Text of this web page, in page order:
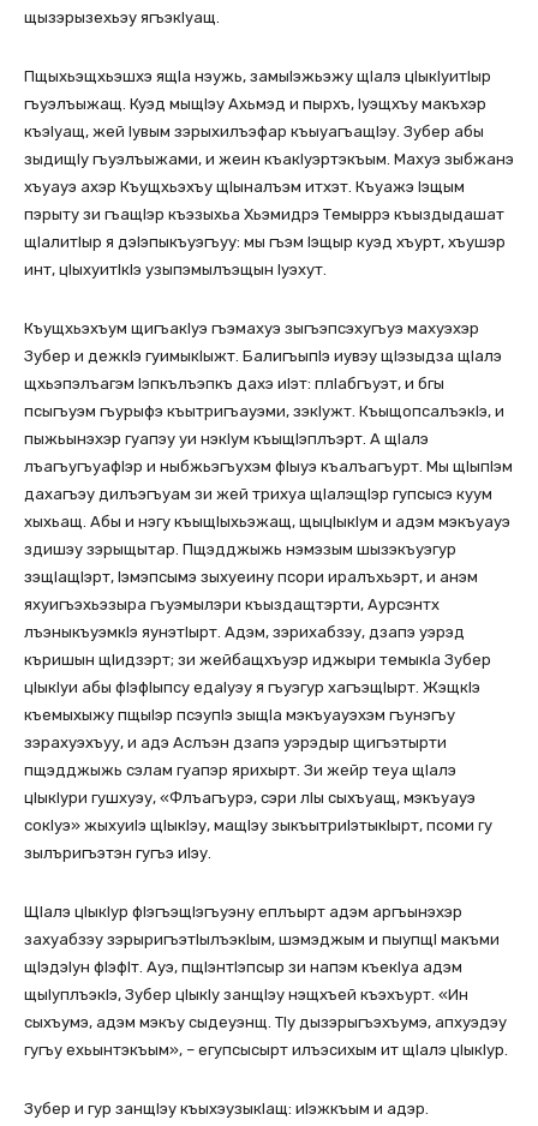
щызэрызехьэу ягъэкIуащ.
Пщыхьэщхьэшхэ ящIа нэужь, замыIэжьэжу щIалэ цIыкIуитIыр
гъуэлъыжащ. Куэд мыщIэу Ахьмэд и пырхъ, Iуэщхъу макъхэр
къэIуащ, жей Iувым зэрыхилъэфар къыуагъащIэу. Зубер абы
зыдищIу гъуэлъыжами, и жеин къакIуэртэкъым. Махуэ зыбжанэ
хъуауэ ахэр Къущхьэхъу щIыналъэм итхэт. Къуажэ Iэщым
пэрыту зи гъащIэр къэзыхьа Хьэмидрэ Темыррэ къыздыдашат
щIалитIыр я дэIэпыкъуэгъуу: мы гъэм Iэщыр куэд хъурт, хъушэр
инт, цIыхуитIкIэ узыпэмылъэщын Iуэхут.
Къущхьэхъум щигъакIуэ гъэмахуэ зыгъэпсэхугъуэ махуэхэр
Зубер и дежкIэ гуимыкIыжт. БалигъыпIэ иувэу щIэзыдза щIалэ
щхьэпэлъагэм Iэпкълъэпкъ дахэ иIэт: плIабгъуэт, и бгы
псыгъуэм гъурыфэ къытригъауэми, зэкIужт. КъыщопсалъэкIэ, и
пыжьынэхэр гуапэу уи нэкIум къыщIэплъэрт. А щIалэ
лъагъугъуафIэр и ныбжьэгъухэм фIыуэ къалъагъурт. Мы щIыпIэм
дахагъэу дилъэгъуам зи жей трихуа щIалэщIэр гупсысэ куум
хыхьащ. Абы и нэгу къыщIыхьэжащ, щыцIыкIум и адэм мэкъуауэ
здишэу зэрыщытар. Пщэдджыжь нэмэзым шызэкъуэгур
зэщIащIэрт, Iэмэпсымэ зыхуеину псори иралъхьэрт, и анэм
яхуигъэхьэзыра гъуэмылэри къыздащтэрти, Аурсэнтх
лъэныкъуэмкIэ яунэтIырт. Адэм, зэрихабзэу, дзапэ уэрэд
къришын щIидзэрт; зи жейбащхъуэр иджыри темыкIа Зубер
цIыкIуи абы фIэфIыпсу едаIуэу я гъуэгур хагъэщIырт. ЖэщкIэ
къемыхыжу пщыIэр псэупIэ зыщIа мэкъуауэхэм гъунэгъу
зэрахуэхъуу, и адэ Аслъэн дзапэ уэрэдыр щигъэтырти
пщэдджыжь сэлам гуапэр ярихырт. Зи жейр теуа щIалэ
цIыкIури гушхуэу, «Флъагъурэ, сэри лIы сыхъуащ, мэкъуауэ
сокIуэ» жыхуиIэ щIыкIэу, мащIэу зыкъытриIэтыкIырт, псоми гу
зылъригъэтэн гугъэ иIэу.
ЩIалэ цIыкIур фIэгъэщIэгъуэну еплъырт адэм аргъынэхэр
захуабзэу зэрыригъэтIылъэкIым, шэмэджым и пыупщI макъми
щIэдэIун фIэфIт. Ауэ, пщIэнтIэпсыр зи напэм къекIуа адэм
щыIуплъэкIэ, Зубер цIыкIу занщIэу нэщхъей къэхъурт. «Ин
сыхъумэ, адэм мэкъу сыдеуэнщ. ТIу дызэрыгъэхъумэ, апхуэдэу
гугъу ехьынтэкъым», – егупсысырт илъэсихым ит щIалэ цIыкIур.
Зубер и гур занщIэу къыхэузыкIащ: иIэжкъым и адэр.